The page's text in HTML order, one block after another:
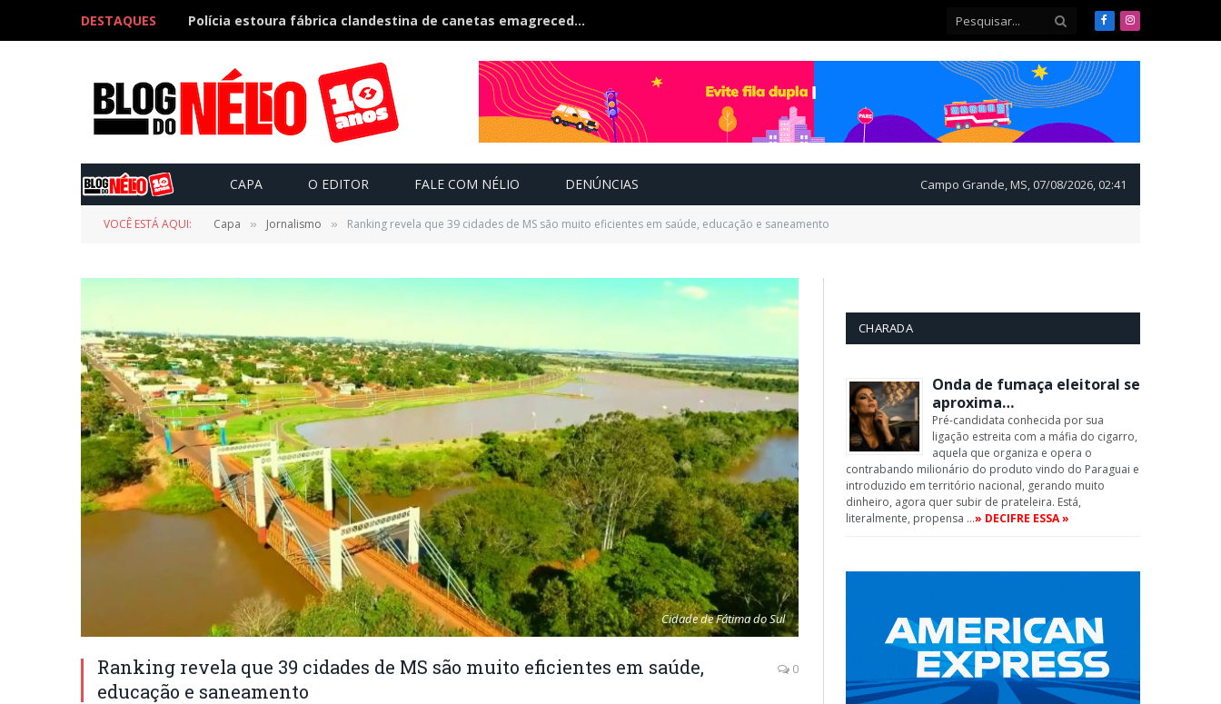
DESTAQUES Polícia estoura fábrica clandestina de canetas emagrecedoras é fechada na fronteira FacebookInstagram
CAPA O EDITOR FALE COM NÉLIO DENÚNCIAS Campo Grande, MS, 07/08/2026, 02:41
VOCÊ ESTÁ AQUI: Capa » Jornalismo » Ranking revela que 39 cidades de MS são muito eficientes em saúde, educação e saneamento
Cidade de Fátima do Sul
Ranking revela que 39 cidades de MS são muito eficientes em saúde,
educação e saneamento
0
CHARADA
Onda de fumaça eleitoral se
aproxima…
Pré-candidata conhecida por sua
ligação estreita com a máfia do cigarro,
aquela que organiza e opera o
contrabando milionário do produto vindo do Paraguai e
introduzido em território nacional, gerando muito
dinheiro, agora quer subir de prateleira. Está,
literalmente, propensa …» DECIFRE ESSA »